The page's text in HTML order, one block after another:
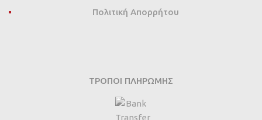
Πολιτική Απορρήτου
ΤΡΌΠΟΙ ΠΛΗΡΩΜΉΣ